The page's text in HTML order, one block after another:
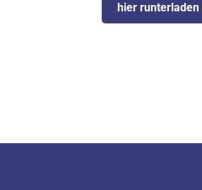
hier runterladen